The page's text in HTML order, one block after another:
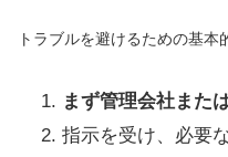
トラブルを避けるための基本
まず管理会社また
指示を受け、必要